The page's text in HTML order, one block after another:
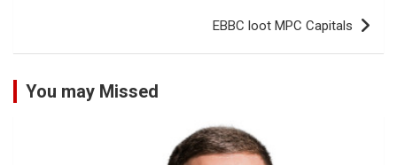
EBBC loot MPC Capitals
You may Missed